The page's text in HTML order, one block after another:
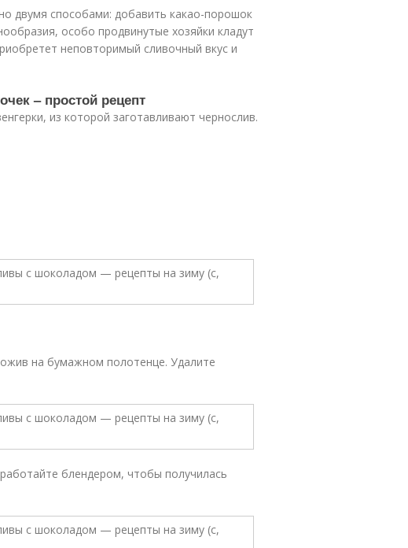
двумя способами: добавить какао-порошок
особо продвинутые хозяйки кладут
неповторимый сливочный вкус и
– простой рецепт
из которой заготавливают чернослив.
на бумажном полотенце. Удалите
блендером, чтобы получилась